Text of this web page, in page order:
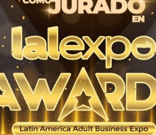
Jurado
Lalexpo
Awards
2022